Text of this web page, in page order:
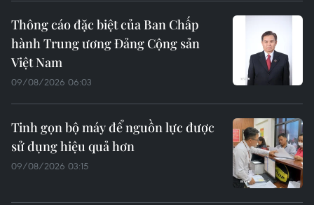
Thông cáo đặc biệt của Ban Chấp
hành Trung ương Đảng Cộng sản
Việt Nam
09/08/2026 06:03
Tinh gọn bộ máy để nguồn lực được
sử dụng hiệu quả hơn
09/08/2026 03:15